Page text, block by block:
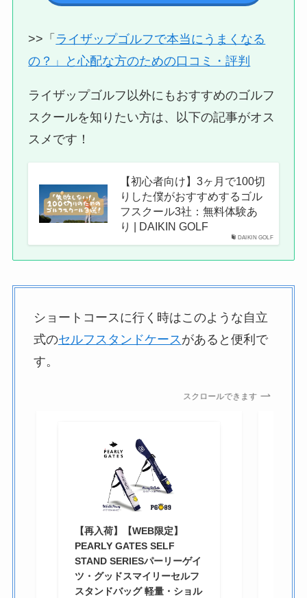
>>「 ライザップゴルフで本当にうまくなる
の？」と心配な方のための口コミ・評判
ライザップゴルフ以外にもおすすめのゴルフ
スクールを知りたい方は、以下の記事がオス
スメです！
DAIKIN GOLF
【初心者向け】3ヶ月で100切
りした僕がおすすめするゴル
フスクール3社：無料体験あ
り | DAIKIN GOLF
ショートコースに行く時はこのような自立
式のセルフスタンドケースがあると便利で
す。
スクロールできます
【再入荷】【WEB限定】
PEARLY GATES SELF
STAND SERIESパーリーゲイ
ツ・グッドスマイリーセルフ
スタンドバッグ 軽量・ショル